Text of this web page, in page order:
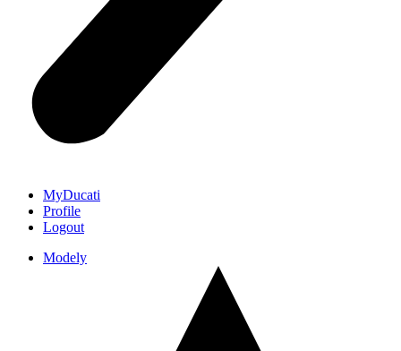
MyDucati
Profile
Logout
Modely